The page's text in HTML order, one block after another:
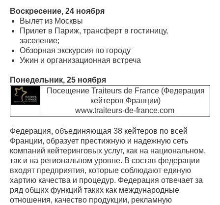
Воскресение, 24 ноября
Вылет из Москвы
Прилет в Париж, трансферт в гостиницу,
заселение;
Обзорная экскурсия по городу
Ужин и организационная встреча
Понедельник, 25 ноября
Посещение Traiteurs de France (Федерация
кейтеров Франции)
www.traiteurs-de-france.com
Федерация, объединяющая 38 кейтеров по всей
Франции, образует престижную и надежную сеть
компаний кейтеринговых услуг, как на национальном,
так и на региональном уровне. В состав федерации
входят предприятия, которые соблюдают единую
хартию качества и процедур. Федерация отвечает за
ряд общих функций таких как международные
отношения, качество продукции, рекламную